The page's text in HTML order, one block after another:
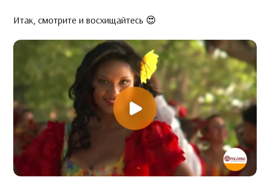
Итак, смотрите и восхищайтесь 😍